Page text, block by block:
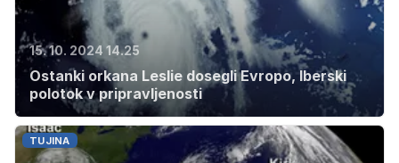
15. 10. 2024 14.25
Ostanki orkana Leslie dosegli Evropo, Iberski
polotok v pripravljenosti
TUJINA